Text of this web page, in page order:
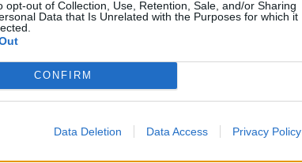
opt-out of Collection, Use, Retention, Sale, and/or Sharing
Data that Is Unrelated with the Purposes for which it
CONFIRM
Data Deletion Data Access Privacy Policy
και μάθετε πρώτοιόλες τις ειδήσεις
ΕΛΑΣ